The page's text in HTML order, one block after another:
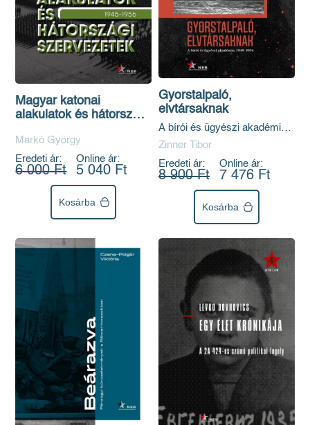
Magyar katonai
alakulatok és hátországi
1956)
Markó György
Eredeti ár:
6 000 Ft
Online ár:
5 040 Ft
Kosárba
Gyorstalpaló,
elvtársaknak
A bírói és ügyészi akadémia,
1949–1954
Zinner Tibor
Eredeti ár:
8 900 Ft
Online ár:
7 476 Ft
Kosárba